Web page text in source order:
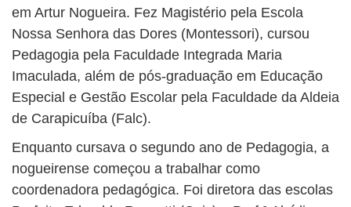
em Artur Nogueira. Fez Magistério pela Escola
Nossa Senhora das Dores (Montessori), cursou
Pedagogia pela Faculdade Integrada Maria
Imaculada, além de pós-graduação em Educação
Especial e Gestão Escolar pela Faculdade da Aldeia
de Carapicuíba (Falc).
Enquanto cursava o segundo ano de Pedagogia, a
nogueirense começou a trabalhar como
coordenadora pedagógica. Foi diretora das escolas